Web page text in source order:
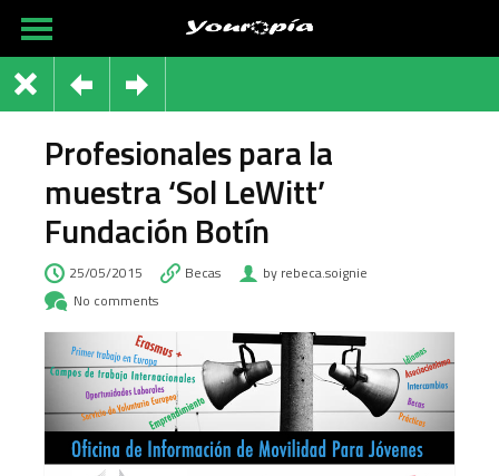
Profesionales para la
muestra ‘Sol LeWitt’
Fundación Botín
25/05/2015 Becas
by rebeca.soignie
No comments